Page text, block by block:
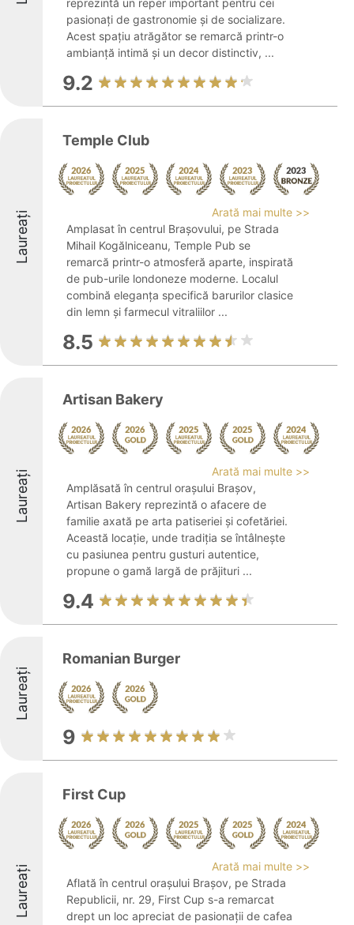
reprezintă un reper important pentru cei
pasionați de gastronomie și de socializare.
Acest spațiu atrăgător se remarcă printr-o
ambianță intimă și un decor distinctiv, ...
9.2
Laureați
Temple Club
Arată mai multe >>
Amplasat în centrul Brașovului, pe Strada
Mihail Kogălniceanu, Temple Pub se
remarcă printr-o atmosferă aparte, inspirată
de pub-urile londoneze moderne. Localul
combină eleganța specifică barurilor clasice
din lemn și farmecul vitraliilor ...
8.5
Laureați
Artisan Bakery
Arată mai multe >>
Amplăsată în centrul orașului Brașov,
Artisan Bakery reprezintă o afacere de
familie axată pe arta patiseriei și cofetăriei.
Această locație, unde tradiția se întâlnește
cu pasiunea pentru gusturi autentice,
propune o gamă largă de prăjituri ...
9.4
Laureați
Romanian Burger
9
Laureați
First Cup
Arată mai multe >>
Aflată în centrul orașului Brașov, pe Strada
Republicii, nr. 29, First Cup s-a remarcat
drept un loc apreciat de pasionații de cafea